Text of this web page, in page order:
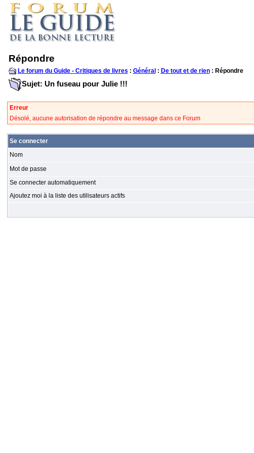
Répondre
Le forum du Guide - Critiques de livres : Général : De tout et de rien: Répondre
Sujet: Un fuseau pour Julie !!!
Erreur
Désolé, aucune autorisation de répondre au message dans ce Forum
Se connecter
Nom
Mot de passe
Se connecter automatiquement
Ajoutez moi à la liste des utilisateurs actifs